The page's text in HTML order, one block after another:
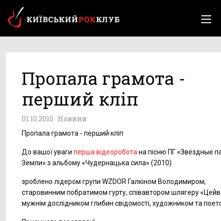
Пропала грамота -
перший кліп
01.10.2010 · Новини
Пропала грамота - перший кліп
До вашої уваги перша відеоробота на пісню ПГ «Звёздные
Земли» з альбому «Чудернацька сила» (2010)
зроблено лідером групи WZDOR Галкіном Володимиром,
старовинним побратимом гурту, співавтором шлягеру
мужнім дослідником глибин свідомості, художником та